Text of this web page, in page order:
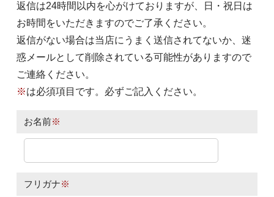
返信は24時間以内を心がけておりますが、日・祝日は
お時間をいただきますのでご了承ください。
返信がない場合は当店にうまく送信されてないか、迷
惑メールとして削除されている可能性がありますので
ご連絡ください。
※は必須項目です。必ずご記入ください。
お名前※
フリガナ※